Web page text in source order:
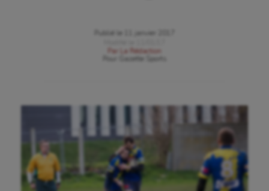
Publié le
11 janvier 2017
Par
La Rédaction
Gazette Sports